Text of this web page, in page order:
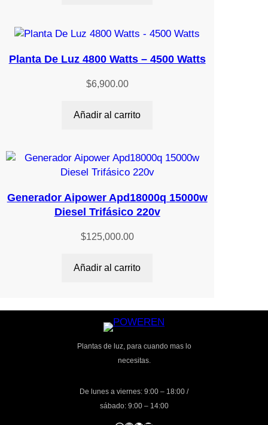
Planta De Luz 4800 Watts – 4500 Watts
$6,900.00
Añadir al carrito
Generador Aipower Apd18000q 15000w
Diesel Trifásico 220v
$125,000.00
Añadir al carrito
Plantas de luz, para cuando mas lo
necesitas.
De lunes a viernes: 9:00 – 18:00 /
sábado: 9:00 – 14:00